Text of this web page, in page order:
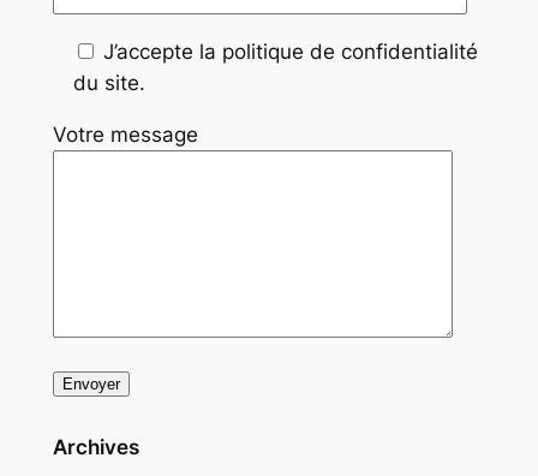
J’accepte la politique de confidentialité
du site.
Votre message
Archives